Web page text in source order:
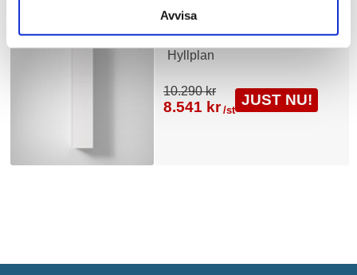
Avvisa
Hyllplan
10.290 kr
8.541 kr /st
JUST NU!